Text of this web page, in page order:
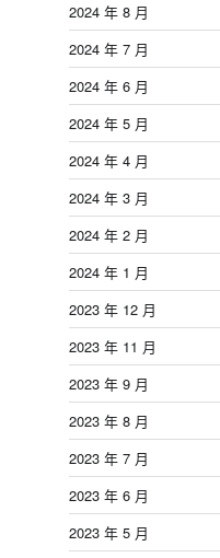
2024 年 8 月
2024 年 7 月
2024 年 6 月
2024 年 5 月
2024 年 4 月
2024 年 3 月
2024 年 2 月
2024 年 1 月
2023 年 12 月
2023 年 11 月
2023 年 9 月
2023 年 8 月
2023 年 7 月
2023 年 6 月
2023 年 5 月